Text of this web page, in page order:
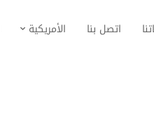
اتصل بنا الأمريكية